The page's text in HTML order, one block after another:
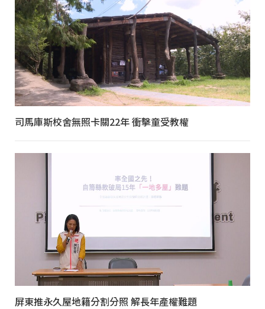
司馬庫斯校舍無照卡關22年 衝擊童受教權
屏東推永久屋地籍分割分照 解長年產權難題